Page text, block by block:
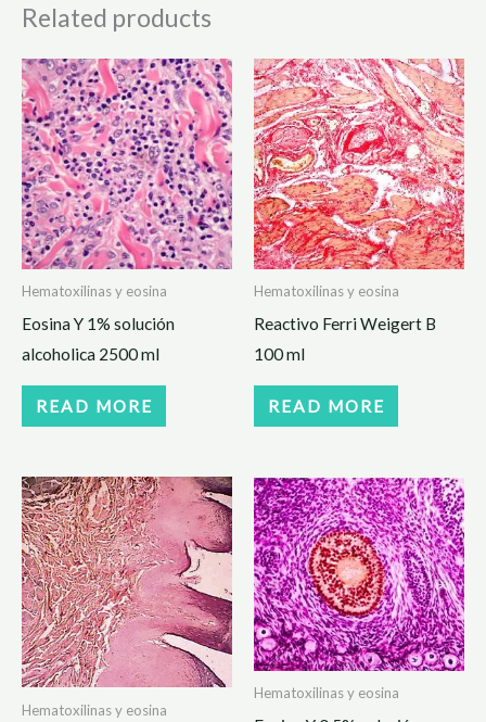
Related products
Hematoxilinas y eosina
Eosina Y 1% solución
alcoholica 2500 ml
READ MORE
Hematoxilinas y eosina
Reactivo Ferri Weigert B
100 ml
READ MORE
Hematoxilinas y eosina
Hematoxilinas y eosina